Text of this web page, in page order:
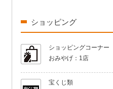
ショッピング
ショッピングコーナー
おみやげ： 1店
宝くじ類